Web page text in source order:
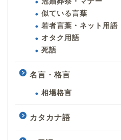
似ている言葉
若者言葉・ネット用語
オタク用語
死語
名言・格言
相場格言
カタカナ語